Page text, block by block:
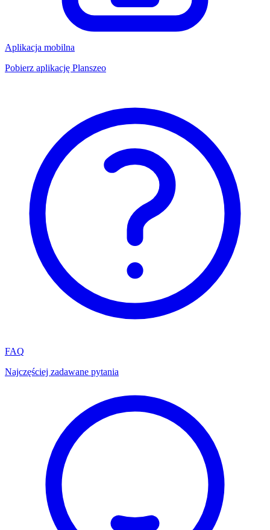
Aplikacja mobilna
Pobierz aplikację Planszeo
FAQ
Najczęściej zadawane pytania